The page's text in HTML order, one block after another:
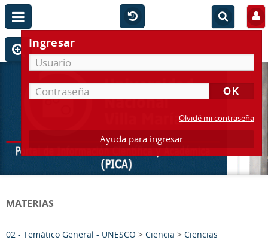
Ingresar
Olvidé mi contraseña
Ayuda para ingresar
MATERIAS
02 - Temático General - UNESCO > Ciencia > Ciencias